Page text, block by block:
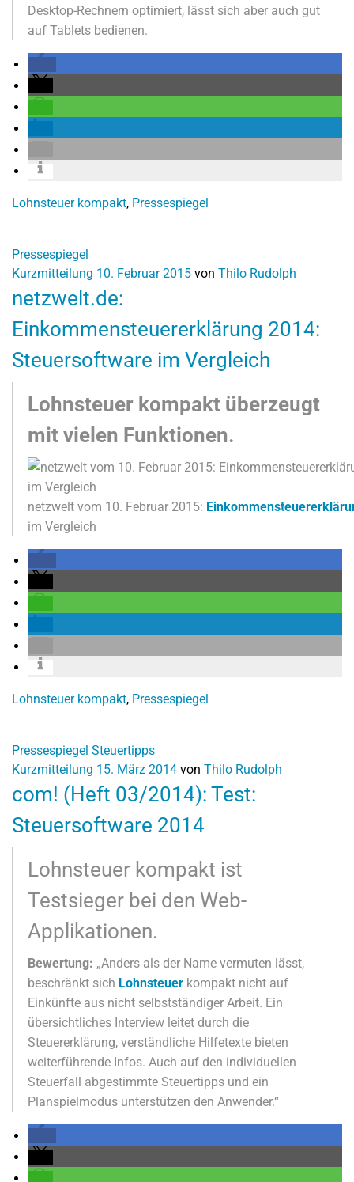
Desktop-Rechnern optimiert, lässt sich aber auch gut
auf Tablets bedienen.
Lohnsteuer kompakt, Pressespiegel
Pressespiegel
Kurzmitteilung 10. Februar 2015 von Thilo Rudolph
netzwelt.de:
Einkommensteuererklärung 2014:
Steuersoftware im Vergleich
Lohnsteuer kompakt überzeugt
mit vielen Funktionen.
netzwelt vom 10. Februar 2015:
im Vergleich
Lohnsteuer kompakt, Pressespiegel
Pressespiegel Steuertipps
Kurzmitteilung 15. März 2014 von Thilo Rudolph
com! (Heft 03/2014): Test:
Steuersoftware 2014
Lohnsteuer kompakt ist
Testsieger bei den Web-
Applikationen.
Bewertung: „Anders als der Name vermuten lässt,
beschränkt sich Lohnsteuer kompakt nicht auf
Einkünfte aus nicht selbstständiger Arbeit. Ein
übersichtliches Interview leitet durch die
Steuererklärung, verständliche Hilfetexte bieten
weiterführende Infos. Auch auf den individuellen
Steuerfall abgestimmte Steuertipps und ein
Planspielmodus unterstützen den Anwender.“